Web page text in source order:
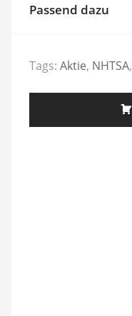
Passend dazu
Tags: Aktie, NHTSA,